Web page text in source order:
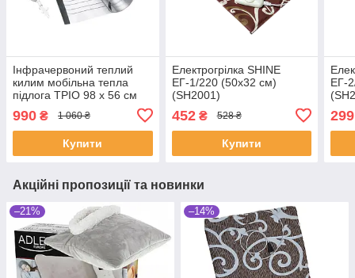
Інфрачервоний теплий
килим мобільна тепла
підлога ТРІО 98 х 56 см
990 ₴ 1 060 ₴
Купити
Електрогрілка SHINE
ЕГ-1/220 (50x32 см)
(SH2001)
452₴ 528 ₴
Купити
ЕГ-
299
Акційні пропозиції та новинки
–21% –14%